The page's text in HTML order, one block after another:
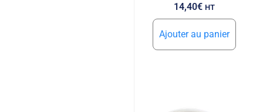
14,40€ HT
Ajouter au panier